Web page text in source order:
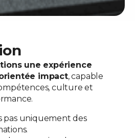
une expérience
impact, capable
culture et
pas uniquement des